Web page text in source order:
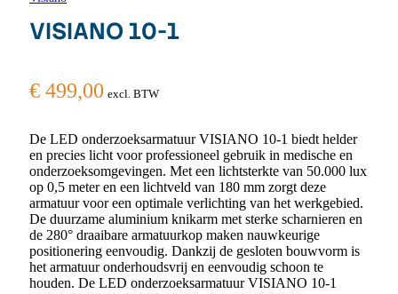
VISIANO 10-1
€ 499,00 excl. BTW
De LED onderzoeksarmatuur VISIANO 10-1 biedt helder
en precies licht voor professioneel gebruik in medische en
onderzoeksomgevingen. Met een lichtsterkte van 50.000 lux
op 0,5 meter en een lichtveld van 180 mm zorgt deze
armatuur voor een optimale verlichting van het werkgebied.
De duurzame aluminium knikarm met sterke scharnieren en
de 280° draaibare armatuurkop maken nauwkeurige
positionering eenvoudig. Dankzij de gesloten bouwvorm is
het armatuur onderhoudsvrij en eenvoudig schoon te
houden. De LED onderzoeksarmatuur VISIANO 10-1